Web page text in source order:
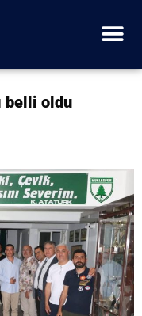
belli oldu